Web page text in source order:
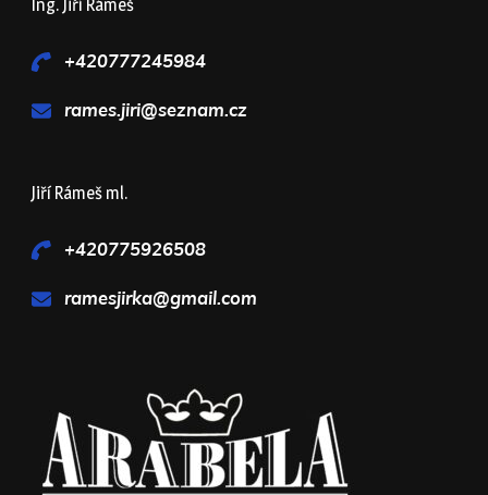
Ing. Jiří Rámeš
+420777245984
rames.jiri@seznam.cz
Jiří Rámeš ml.
+420775926508
ramesjirka@gmail.com